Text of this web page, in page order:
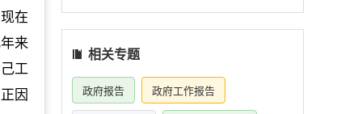
在
来
工
因
相关专题
政府报告 政府工作报告